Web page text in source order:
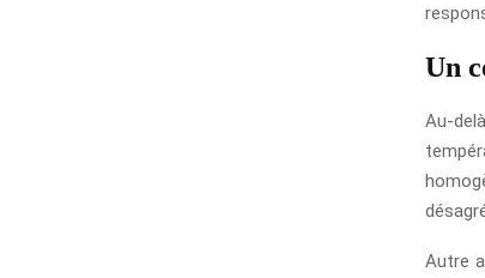
Un
Au-
Autre